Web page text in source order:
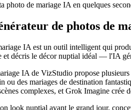
photo de mariage IA en quelques
de photos de
IA est un outil intelligent qui
et décris le décor nuptial idéal — l'IA
IA de VizStudio propose
ou des mariages de destination
complexes, et Grok Imagine crée
look nuptial avant le grand jour,